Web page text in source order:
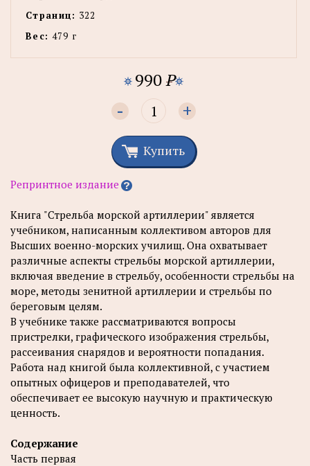
Страниц: 322
Вес: 479 г
990P
- +
Купить
Репринтное издание
Книга "Стрельба морской артиллерии" является
учебником, написанным коллективом авторов для
Высших военно-морских училищ. Она охватывает
различные аспекты стрельбы морской артиллерии,
включая введение в стрельбу, особенности стрельбы на
море, методы зенитной артиллерии и стрельбы по
береговым целям.
В учебнике также рассматриваются вопросы
пристрелки, графического изображения стрельбы,
рассеивания снарядов и вероятности попадания.
Работа над книгой была коллективной, с участием
опытных офицеров и преподавателей, что
обеспечивает ее высокую научную и практическую
ценность.
Содержание
Часть первая